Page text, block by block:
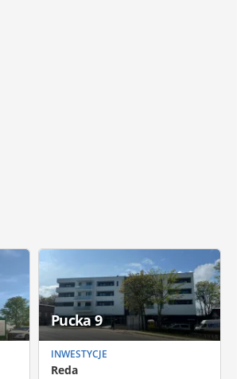
Pucka 9
INWESTYCJE
Reda